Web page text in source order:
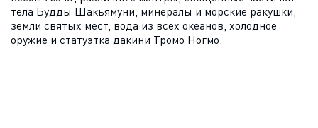
тела Будды Шакьямуни, минералы и морские ракушки,
земли святых мест, вода из всех океанов, холодное
оружие и статуэтка дакини Тромо Ногмо.